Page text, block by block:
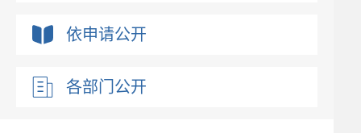
依申请公开
各部门公开